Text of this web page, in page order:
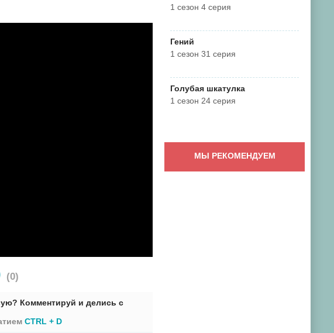
(0)
Комментируй и делись с
CTRL + D
1 сезон 4 серия
Гений
1 сезон 31 серия
Голубая шкатулка
1 сезон 24 серия
МЫ РЕКОМЕНДУЕМ